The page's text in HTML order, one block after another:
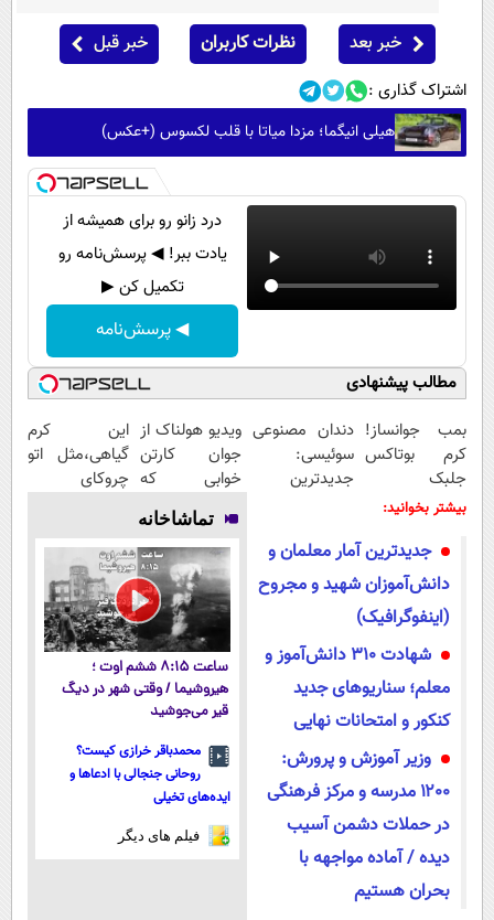
خبر بعد نظرات کاربران خبر قبل
اشتراک گذاری :
هیلی انیگما؛ مزدا میاتا با قلب لکسوس (+عکس)
درد زانو رو برای همیشه از
یادت ببر! ◀ پرسش‌نامه رو
تکمیل کن ▶
◀ پرسش‌نامه
مطالب پیشنهادی
بمب جوانساز!
کرم بوتاکس
جلبک
اسپیرولینا50%تخفیف
دندان مصنوعی
سوئیسی:
جدیدترین
پرداخت قسطی
ویدیو هولناک از
جوان کارتن
خوابی که
میلیاردر شد.
آموزش رایگان
این کرم
گیاهی،مثل اتو
چروکای
بیشتر بخوانید:
جدیدترین آمار معلمان و
دانش‌آموزان شهید و مجروح
(اینفوگرافیک)
شهادت ۳۱۰ دانش‌آموز و
معلم؛ سناریوهای جدید
کنکور و امتحانات نهایی
وزیر آموزش و پرورش:
۱۲۰۰ مدرسه و مرکز فرهنگی
در حملات دشمن آسیب
دیده / آماده مواجهه با
بحران هستیم
تماشاخانه
ساعت ۸:۱۵ ششم اوت ؛
هیروشیما / وقتی شهر در دیگ
قیر می‌جوشید
محمدباقر خرازی کیست؟
روحانی جنجالی با ادعاها و
ایده‌های تخیلی
فیلم های دیگر